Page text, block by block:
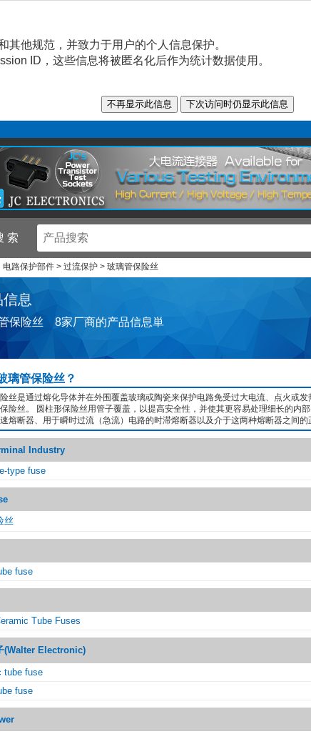
他规范，并致力于用户的个人信息保护。
ID，这些信息将被匿名化后作为统计数据使用。
索
电路保护部件 > 过流保护 > 玻璃管保险丝
信息
保险丝 8家厂商的产品信息単
璃管保险丝？
丝是通过熔化导体并在外围覆盖玻璃或陶瓷来保护电路免受过大电流、点火或
险丝。 圆柱形保险丝用管子覆盖，以提高安全性，并使其更容易处理细长的内
熔断器、用于瞬时过流（急流）电路的时滞熔断器以及介于这两种熔断器之间的
Industry
type fuse
丝
fuse
Tube Fuses
(Walter Electronic)
tube fuse
fuse